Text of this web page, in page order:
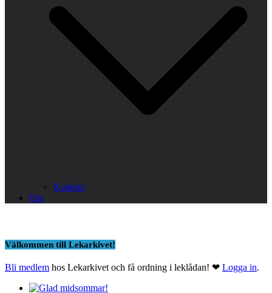
Kontakt
Om
Välkommen till Lekarkivet!
Bli medlem hos Lekarkivet och få ordning i leklådan! ❤ Logga in.